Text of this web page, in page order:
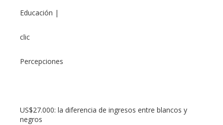
Educación |
clic
Percepciones
US$27.000: la diferencia de ingresos entre blancos y
negros